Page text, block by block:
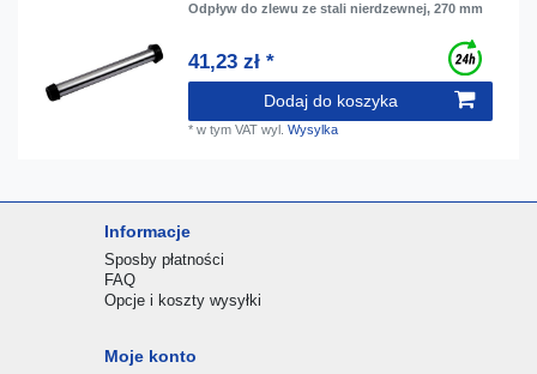
Odpływ do zlewu ze stali nierdzewnej, 270 mm
41,23 zł *
Dodaj do koszyka
*w tym VAT wyl.Wysylka
Informacje
Sposby płatności
FAQ
Opcje i koszty wysyłki
Moje konto